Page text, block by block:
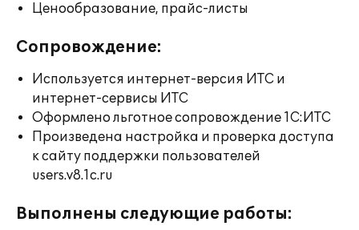
Ценообразование, прайс-листы
Сопровождение:
Используется интернет-версия ИТС и
интернет-сервисы ИТС
Оформлено льготное сопровождение 1С:ИТС
Произведена настройка и проверка доступа
к сайту поддержки пользователей
users.v8.1c.ru
Выполнены следующие работы: